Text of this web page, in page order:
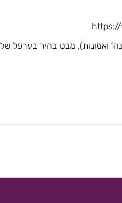
ואמונות), מבט בהיר בערפל של